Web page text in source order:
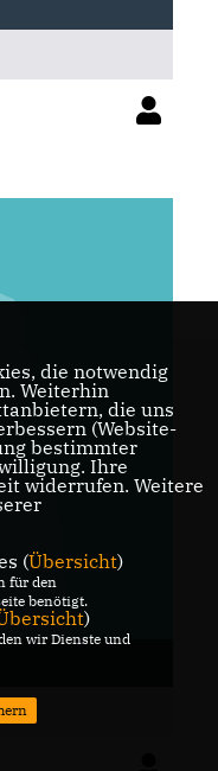
die notwendig
Weiterhin
die uns
(Website-
bestimmter
Ihre
widerrufen. Weitere
(Übersicht)
für den
benötigt.
)
wir Dienste und